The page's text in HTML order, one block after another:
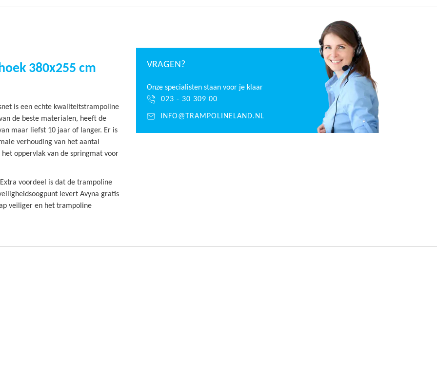
380x255 cm
is een echte kwaliteitstrampoline
de beste materialen, heeft de
maar liefst 10 jaar of langer. Er is
verhouding van het aantal
oppervlak van de springmat voor
voordeel is dat de trampoline
levert Avyna gratis
veiliger en het trampoline
met een veiligheidsnet. Het
zelf. Door de gebogen palen
Hierdoor kan er nooit van de
0,6 mm
VRAGEN?
Onze specialisten staan voor je klaar
023 - 30 309 00
INFO@TRAMPOLINELAND.NL